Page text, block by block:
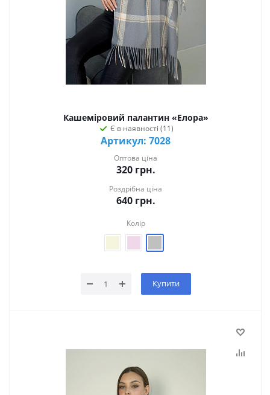
Кашеміровий палантин «Елора»
Є в наявності (11)
Артикул: 7028
Оптова ціна
320грн.
Роздрібна ціна
640грн.
Колір
Купити